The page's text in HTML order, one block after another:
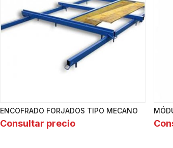
ENCOFRADO FORJADOS TIPO MECANO
Consultar precio